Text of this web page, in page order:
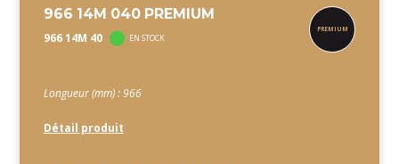
966 14M 040 PREMIUM
966 14M 40 EN STOCK
Longueur (mm) : 966
Détail produit